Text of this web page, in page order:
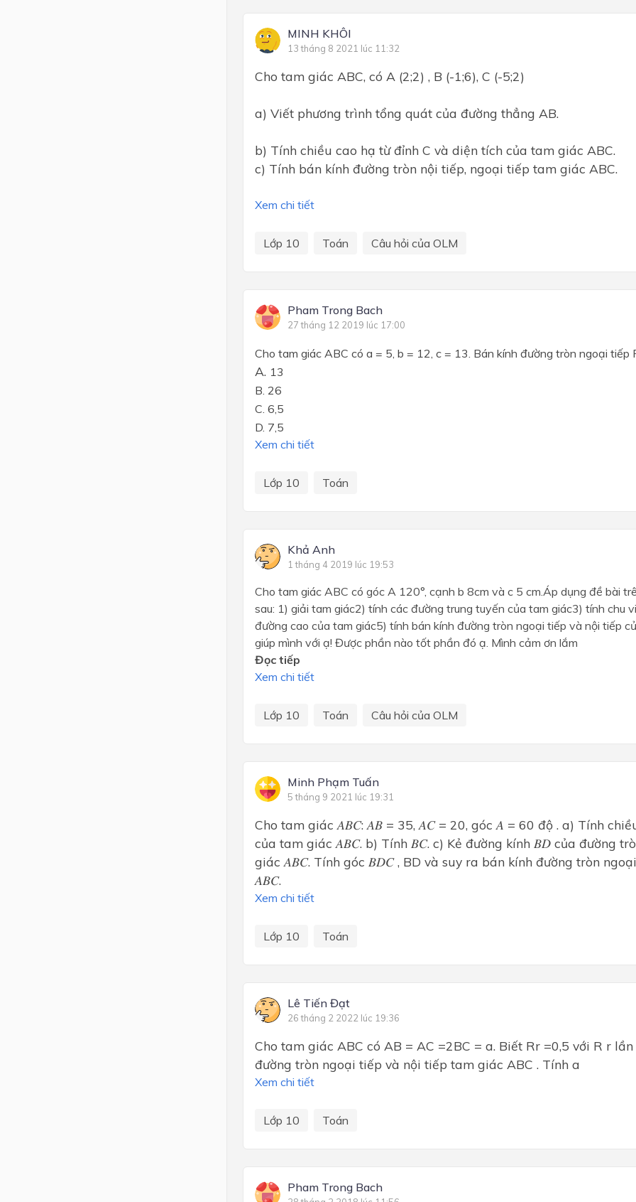
MINH KHÔI
13 tháng 8 2021 lúc 11:32
Cho tam giác ABC, có A (2;2) , B (-1;6), C (-5;2)
a) Viết phương trình tổng quát của đường thẳng AB.
b) Tính chiều cao hạ từ đỉnh C và diện tích của tam giác ABC.
c) Tính bán kính đường tròn nội tiếp, ngoại tiếp tam giác ABC.
Xem chi tiết
Lớp 10 Toán Câu hỏi của OLM
Pham Trong Bach
27 tháng 12 2019 lúc 17:00
Cho tam giác ABC có a = 5, b = 12, c = 13. Bán kính đường tròn ngoại tiếp
A. 13
B. 26
C. 6,5
D. 7,5
Xem chi tiết
Lớp 10 Toán
Khả Anh
1 tháng 4 2019 lúc 19:53
Cho tam giác ABC có góc A 120°, cạnh b 8cm và c 5 cm.Áp dụng đề bài
sau: 1) giải tam giác2) tính các đường trung tuyến của tam giác3) tính chu
đường cao của tam giác5) tính bán kính đường tròn ngoại tiếp và nội tiếp
giúp mình với ạ! Được phần nào tốt phần đó ạ. Mình cảm ơn lắm
Đọc tiếp
Xem chi tiết
Lớp 10 Toán Câu hỏi của OLM
Minh Phạm Tuấn
5 tháng 9 2021 lúc 19:31
Cho tam giác 𝐴𝐵𝐶: 𝐴𝐵 = 35, 𝐴𝐶 = 20, góc 𝐴 = 60 độ . a) Tính
của tam giác 𝐴𝐵𝐶. b) Tính 𝐵𝐶. c) Kẻ đường kính 𝐵𝐷 của đường
giác 𝐴𝐵𝐶. Tính góc 𝐵𝐷𝐶 , BD và suy ra bán kính đường tròn
𝐴𝐵𝐶.
Xem chi tiết
Lớp 10 Toán
Lê Tiến Đạt
26 tháng 2 2022 lúc 19:36
Cho tam giác ABC có AB = AC =2BC = a. Biết Rr =0,5 với R r
đường tròn ngoại tiếp và nội tiếp tam giác ABC . Tính a
Xem chi tiết
Lớp 10 Toán
Pham Trong Bach